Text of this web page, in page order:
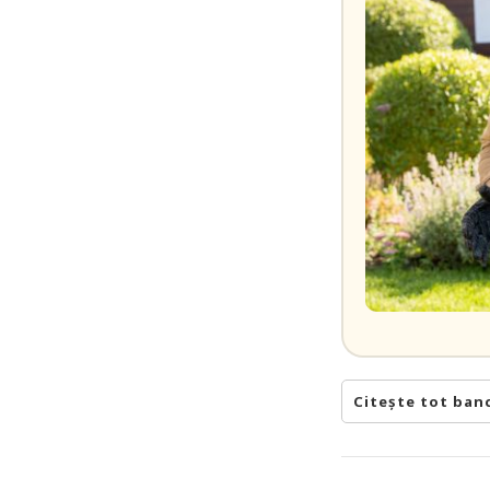
Citește tot